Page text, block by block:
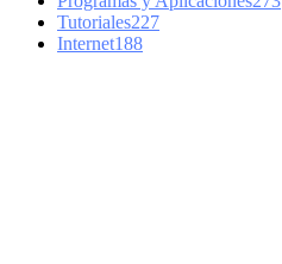
Tutoriales227
Internet188